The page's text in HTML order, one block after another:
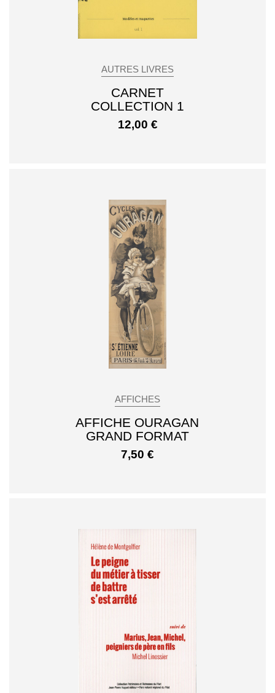
AUTRES LIVRES
CARNET
COLLECTION 1
12,00 €
AFFICHES
AFFICHE OURAGAN
GRAND FORMAT
7,50 €